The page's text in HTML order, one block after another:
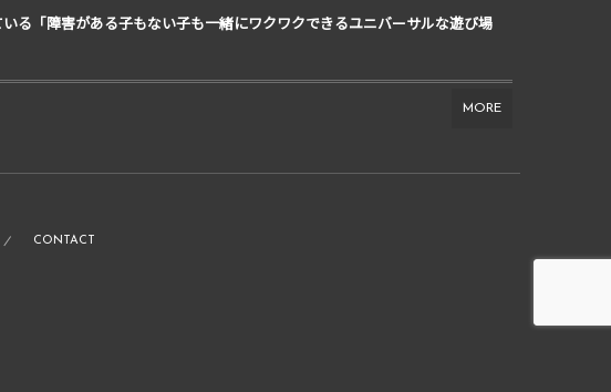
る「障害がある子もない子も一緒にワクワクできるユニバーサルな遊び場
MORE
CONTACT